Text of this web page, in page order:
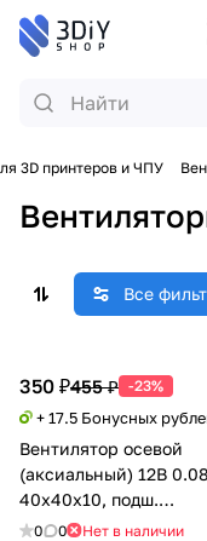
3D принтеров и ЧПУ
Все
350 ₽455 ₽ -23%
+ 17.5 Бонусных
Вентилятор осевой
(аксиальный) 12В
40х40х10, подш.
скольжения, Rexant
0 0 Нет в наличии